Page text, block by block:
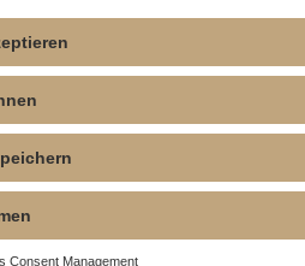
HE22N:
HE22W:Kleiner Kopf,
W&H-Kupplung
HE17: